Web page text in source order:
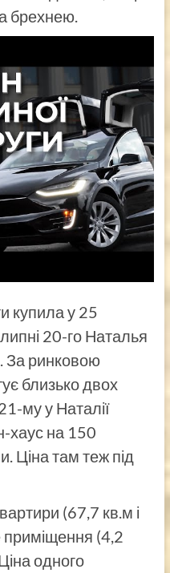
брехнею.
купила у 25
20-го Наталья
За ринковою
близько двох
му у Наталії
хаус на 150
Ціна там теж під
(67,7 кв.м і
(4,2
одного